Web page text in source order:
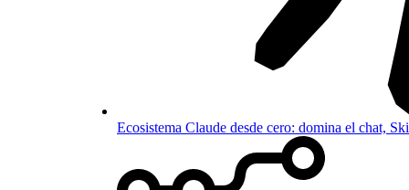
Ecosistema Claude desde cero: domina el chat,